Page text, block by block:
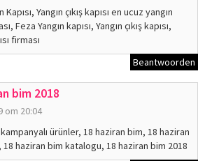
Kapısı, Yangın çıkış kapısı en ucuz yangın
Feza Yangın kapısı, Yangın çıkış kapısı,
firması
Beantwoorden
bim 2018
om 20:04
ürünler, 18 haziran bim, 18 haziran
haziran bim katalogu, 18 haziran bim 2018